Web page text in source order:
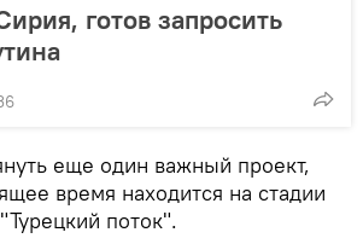
готов запросить
еще один важный проект,
время находится на стадии
поток".